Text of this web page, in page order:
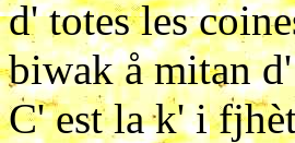
d' totes les
biwak å mitan
C' est la k' i